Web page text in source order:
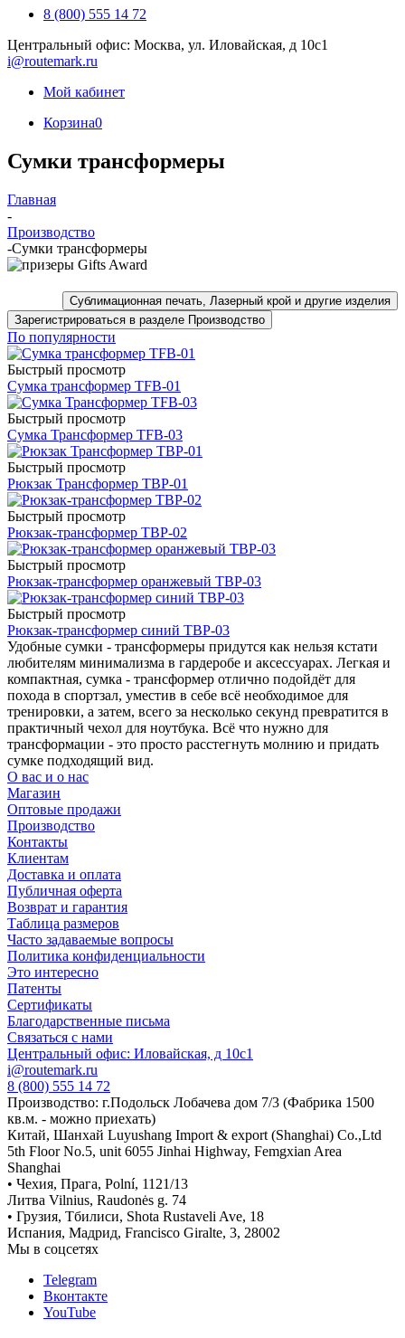
8 (800) 555 14 72
Центральный офис: Москва, ул. Иловайская, д 10с1
i@routemark.ru
Мой кабинет
Корзина0
Сумки трансформеры
Главная
-
Производство
-Сумки трансформеры
Сублимационная печать, Лазерный крой и другие изделия
Зарегистрироваться в разделе Производство
По популярности
Быстрый просмотр
Сумка трансформер TFB-01
Быстрый просмотр
Сумка Трансформер TFB-03
Быстрый просмотр
Рюкзак Трансформер TBP-01
Быстрый просмотр
Рюкзак-трансформер TBP-02
Быстрый просмотр
Рюкзак-трансформер оранжевый TBP-03
Быстрый просмотр
Рюкзак-трансформер синий TBP-03
Удобные сумки - трансформеры придутся как нельзя кстати
любителям минимализма в гардеробе и аксессуарах. Легкая и
компактная, сумка - трансформер отлично подойдёт для
похода в спортзал, уместив в себе всё необходимое для
тренировки, а затем, всего за несколько секунд превратится в
практичный чехол для ноутбука. Всё что нужно для
трансформации - это просто расстегнуть молнию и придать
сумке подходящий вид.
О вас и о нас
Магазин
Оптовые продажи
Производство
Контакты
Клиентам
Доставка и оплата
Публичная оферта
Возврат и гарантия
Таблица размеров
Часто задаваемые вопросы
Политика конфиденциальности
Это интересно
Патенты
Сертификаты
Благодарственные письма
Связаться с нами
Центральный офис: Иловайская, д 10с1
i@routemark.ru
8 (800) 555 14 72
Производство: г.Подольск Лобачева дом 7/3 (Фабрика 1500
кв.м. - можно приехать)
Китай, Шанхай Luyushang Import & export (Shanghai) Co.,Ltd
5th Floor No.5, unit 6055 Jinhai Highway, Femgxian Area
Shanghai
• Чехия, Прага, Polní, 1121/13
Литва Vilnius, Raudonės g. 74
• Грузия, Тбилиси, Shota Rustaveli Ave, 18
Испания, Мадрид, Francisco Giralte, 3, 28002
Мы в соцсетях
Telegram
Вконтакте
YouTube